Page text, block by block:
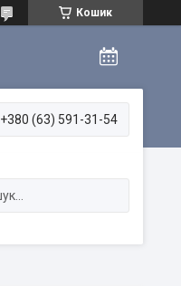
Кошик
+380 (63) 591-31-54